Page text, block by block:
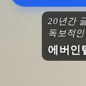
20년간
독보적
에버인